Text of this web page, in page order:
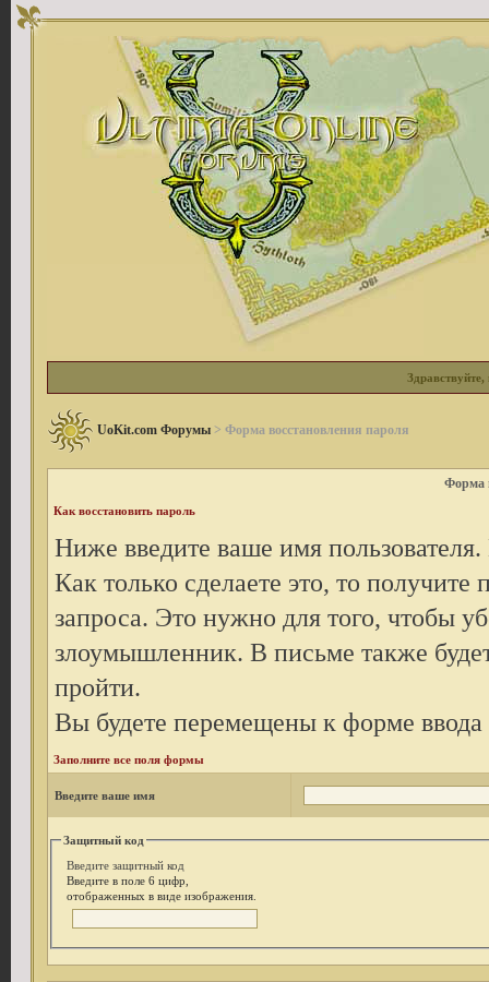
Здравствуйте,
UoKit.com Форумы > Форма восстановления пароля
Форма
Как восстановить пароль
Ниже введите ваше имя
Как только сделаете это, то
запроса. Это нужно для того, чтобы
злоумышленник. В письме также
пройти.
Вы будете перемещены к форме ввода
Заполните все поля формы
Введите ваше имя
Защитный код
Введите защитный код
Введите в поле 6 цифр,
отображенных в виде изображения.